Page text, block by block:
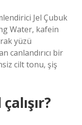
Jel Çubuk
Water, kafein
yüzü
canlandırıcı bir
cilt tonu, şiş